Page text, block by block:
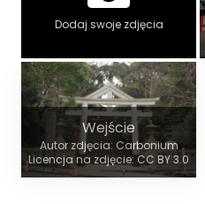
Dodaj swoje zdjęcia
Wejście
Autor zdjęcia: Carbonium
Licencja na zdjęcie: CC BY 3.0